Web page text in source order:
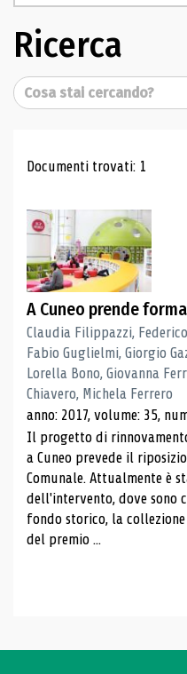
Ricerca
Cerca
Risultati di
Documenti trovati: 1
A Cuneo prende
Claudia Filippazzi,
Fabio Guglielmi, Giorgio
Lorella Bono, Giovanna
Chiavero, Michela Ferrero
anno: 2017, volume: 35,
Il progetto di
a Cuneo prevede il
Comunale. Attualmente è
dell'intervento, dove
fondo storico, la
del premio ...